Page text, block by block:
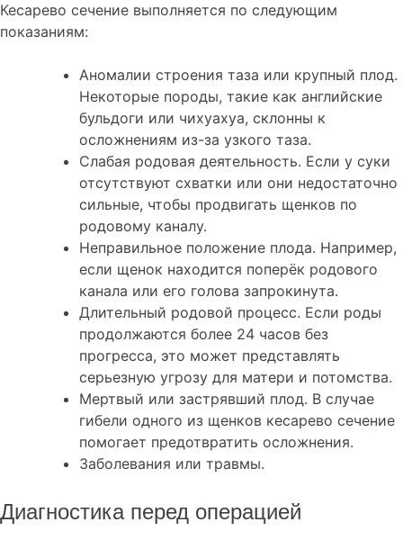
Кесарево сечение выполняется по следующим
показаниям:
Аномалии строения таза или крупный плод.
Некоторые породы, такие как английские
бульдоги или чихуахуа, склонны к
осложнениям из-за узкого таза.
Слабая родовая деятельность. Если у суки
отсутствуют схватки или они недостаточно
сильные, чтобы продвигать щенков по
родовому каналу.
Неправильное положение плода. Например,
если щенок находится поперёк родового
канала или его голова запрокинута.
Длительный родовой процесс. Если роды
продолжаются более 24 часов без
прогресса, это может представлять
серьезную угрозу для матери и потомства.
Мертвый или застрявший плод. В случае
гибели одного из щенков кесарево сечение
помогает предотвратить осложнения.
Заболевания или травмы.
Диагностика перед операцией